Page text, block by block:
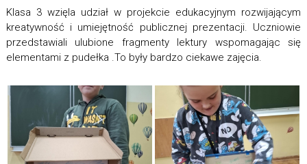
Klasa 3 wzięla udział w projekcie edukacyjnym rozwijającym
kreatywność i umiejętność publicznej prezentacji. Uczniowie
przedstawiali ulubione fragmenty lektury wspomagając się
elementami z pudełka .To były bardzo ciekawe zajęcia.